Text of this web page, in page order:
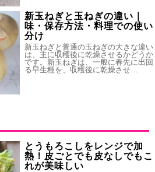
新玉ねぎと玉ねぎの違い｜
味・保存方法・料理での使い
分け
新玉ねぎと普通の玉ねぎの大きな違い
は、主に収穫後に乾燥させるかどうか
です。新玉ねぎは、一般に春先に出回
る早生種を、収穫後に乾燥させ…
とうもろこしをレンジで加
熱！皮ごとでも皮なしでもこ
れが美味しい